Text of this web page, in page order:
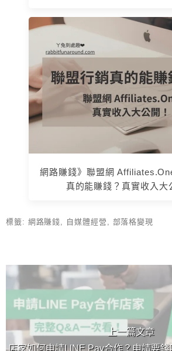
網路賺錢》聯盟網
真的能賺錢？真實收入大
標籤: 網路賺錢, 自媒體經營 , 部落格變現
上 / 下一篇文章
上一篇文章
店家如何申請LINE Pay合作？申請要